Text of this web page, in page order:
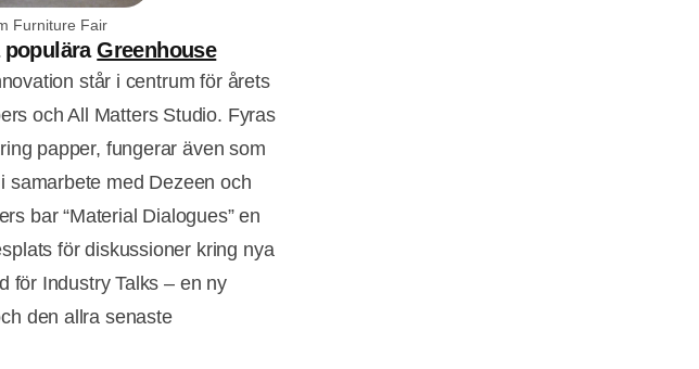
Furniture Fair
Greenhouse
står i centrum för årets
och All Matters Studio. Fyras
papper, fungerar även som
samarbete med Dezeen och
bar “Material Dialogues” en
för diskussioner kring nya
för Industry Talks – en ny
den allra senaste